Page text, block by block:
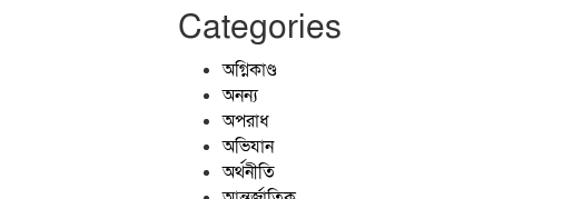
সরাইলে আনোয়ার
আমার রক্ত যাবে।
জাবেদ হোসেন ব্যর্থতাকে
Categories
অগ্নিকাণ্ড
অনন্য
অপরাধ
অভিযান
অর্থনীতি